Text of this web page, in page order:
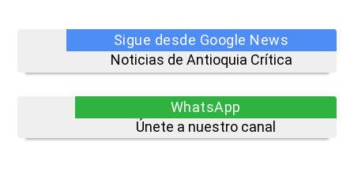
Sigue desde Google News
Noticias de Antioquia Crítica
WhatsApp
Únete a nuestro canal